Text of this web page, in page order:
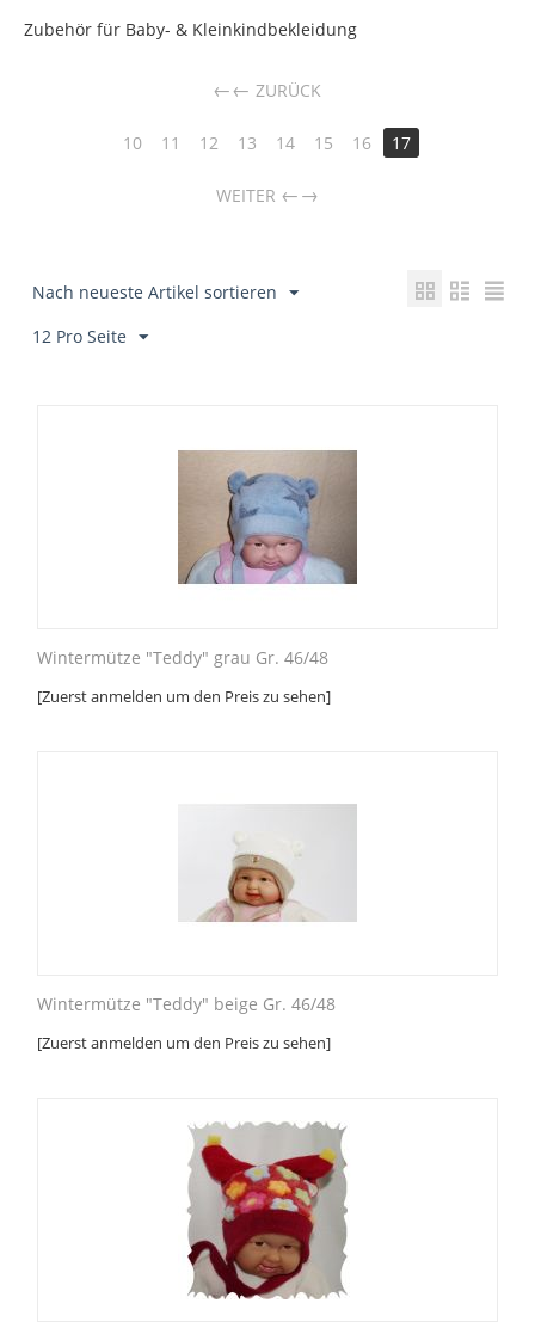
Zubehör für Baby- & Kleinkindbekleidung
← ZURÜCK
10 11 12 13 14 15 16 17
WEITER →
Nach neueste Artikel sortieren
12 Pro Seite
Wintermütze "Teddy" grau Gr. 46/48
[Zuerst anmelden um den Preis zu sehen]
Wintermütze "Teddy" beige Gr. 46/48
[Zuerst anmelden um den Preis zu sehen]